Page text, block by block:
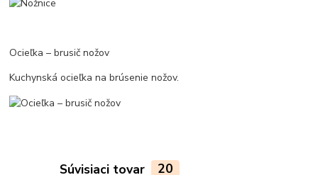
Ocieľka – brusič nožov
Kuchynská ocieľka na brúsenie nožov.
Súvisiaci tovar 20